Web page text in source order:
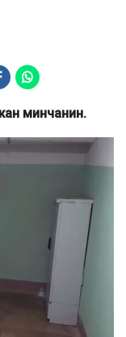
минчанин.